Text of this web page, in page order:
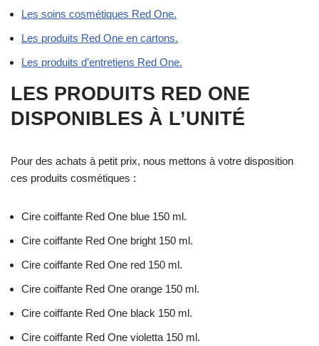
Les soins cosmétiques Red One.
Les produits Red One en cartons.
Les produits d’entretiens Red One.
LES PRODUITS RED ONE
DISPONIBLES À L’UNITÉ
Pour des achats à petit prix, nous mettons à votre disposition
ces produits cosmétiques :
Cire coiffante Red One blue 150 ml.
Cire coiffante Red One bright 150 ml.
Cire coiffante Red One red 150 ml.
Cire coiffante Red One orange 150 ml.
Cire coiffante Red One black 150 ml.
Cire coiffante Red One violetta 150 ml.